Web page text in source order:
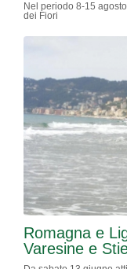
Nel periodo 8-15
dei Fiori
Romagna e
Varesine e